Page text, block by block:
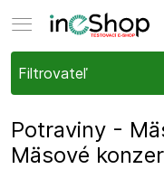
Filtrovateľ
Potraviny -
Mäsové